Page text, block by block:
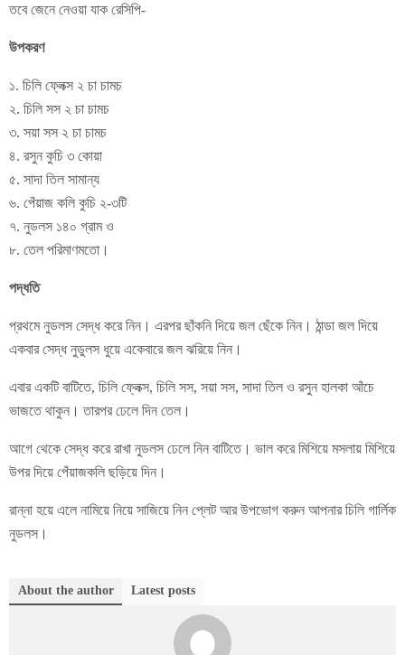
তবে জেনে নেওয়া যাক রেসিপি-
উপকরণ
১. চিলি ফ্লেক্স ২ চা চামচ
২. চিলি সস ২ চা চামচ
৩. সয়া সস ২ চা চামচ
৪. রসুন কুচি ৩ কোয়া
৫. সাদা তিল সামান্য
৬. পেঁয়াজ কলি কুচি ২-৩টি
৭. নুডলস ১৪০ গ্রাম ও
৮. তেল পরিমাণমতো।
পদ্ধতি
প্রথমে নুডলস সেদ্ধ করে নিন। এরপর ছাঁকনি দিয়ে জল ছেঁকে নিন। ঠান্ডা জল দিয়ে
একবার সেদ্ধ নুডুলস ধুয়ে একেবারে জল ঝরিয়ে নিন।
এবার একটি বাটিতে, চিলি ফ্লেক্স, চিলি সস, সয়া সস, সাদা তিল ও রসুন হালকা আঁচে
ভাজতে থাকুন। তারপর ঢেলে দিন তেল।
আগে থেকে সেদ্ধ করে রাখা নুডলস ঢেলে নিন বাটিতে। ভাল করে মিশিয়ে মসলায় মিশিয়ে
উপর দিয়ে পেঁয়াজকলি ছড়িয়ে দিন।
রান্না হয়ে এলে নামিয়ে নিয়ে সাজিয়ে নিন প্লেট আর উপভোগ করুন আপনার চিলি গার্লিক
নুডলস।
About the author Latest posts